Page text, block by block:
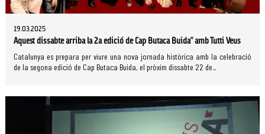
19.03.2025
Aquest dissabte arriba la 2a edició de Cap Butaca Buida” amb Tutti Veus
Catalunya es prepara per viure una nova jornada històrica amb la celebració
de la segona edició de Cap Butaca Buida, el pròxim dissabte 22 de...